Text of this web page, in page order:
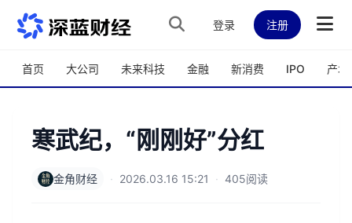
跳转到主内容
登录 注册
首页 大公司 未来科技 金融 新消费 IPO 产城
寒武纪，“刚刚好”分红
金角财经 · 2026.03.16 15:21 · 405阅读